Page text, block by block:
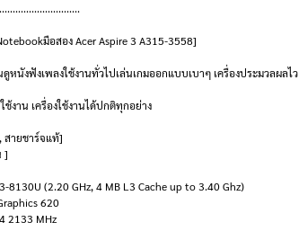
มือสอง Acer Aspire 3 A315-3558]
หนังฟังเพลงใช้งานทั่วไปเล่นเกมออกแบบเบาๆ เครื่องประมวลผลไว
ช้งาน เครื่องใช้งานได้ปกติทุกอย่าง
สายชาร์จแท้]
]
8130U (2.20 GHz, 4 MB L3 Cache up to 3.40 Ghz)
620
2133 MHz